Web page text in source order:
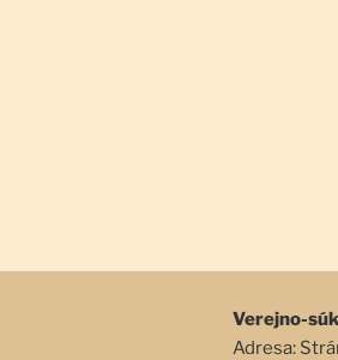
Verejno-
Adresa: